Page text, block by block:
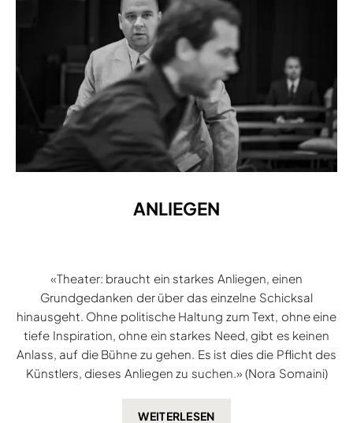
ANLIEGEN
«Theater: braucht ein starkes Anliegen, einen
Grundgedanken der über das einzelne Schicksal
hinausgeht. Ohne politische Haltung zum Text, ohne eine
tiefe Inspiration, ohne ein starkes Need, gibt es keinen
Anlass, auf die Bühne zu gehen. Es ist dies die Pflicht des
Künstlers, dieses Anliegen zu suchen.» (Nora Somaini)